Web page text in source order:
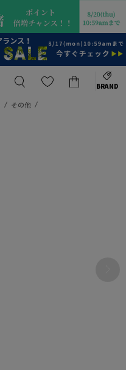
BRAND
その他